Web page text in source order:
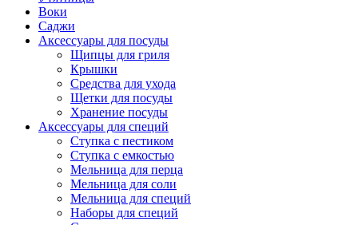
Bоки
Саджи
Аксессуары для посуды
Щипцы для гриля
Крышки
Средства для ухода
Щетки для посуды
Хранение посуды
Аксессуары для специй
Ступка с пестиком
Ступка с емкостью
Мельница для перца
Мельница для соли
Мельница для специй
Наборы для специй